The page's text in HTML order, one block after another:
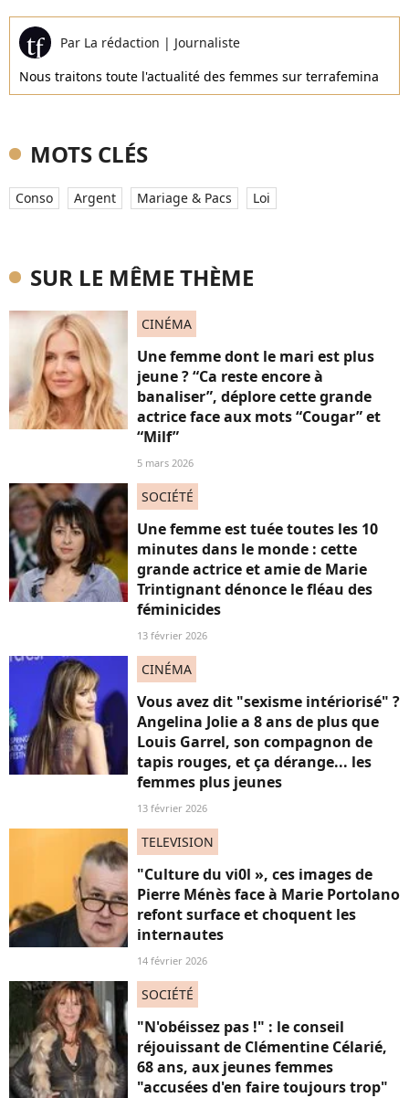
Par La rédaction | Journaliste
Nous traitons toute l'actualité des femmes sur terrafemina
MOTS CLÉS
Conso Argent Mariage & Pacs Loi
SUR LE MÊME THÈME
CINÉMA
Une femme dont le mari est plus
jeune ? “Ca reste encore à
banaliser”, déplore cette grande
actrice face aux mots “Cougar” et
“Milf”
5 mars 2026
SOCIÉTÉ
Une femme est tuée toutes les 10
minutes dans le monde : cette
grande actrice et amie de Marie
Trintignant dénonce le fléau des
féminicides
13 février 2026
CINÉMA
Vous avez dit "sexisme intériorisé" ?
Angelina Jolie a 8 ans de plus que
Louis Garrel, son compagnon de
tapis rouges, et ça dérange... les
femmes plus jeunes
13 février 2026
TELEVISION
"Culture du vi0l », ces images de
Pierre Ménès face à Marie Portolano
refont surface et choquent les
internautes
14 février 2026
SOCIÉTÉ
"N'obéissez pas !" : le conseil
réjouissant de Clémentine Célarié,
68 ans, aux jeunes femmes
"accusées d'en faire toujours trop"